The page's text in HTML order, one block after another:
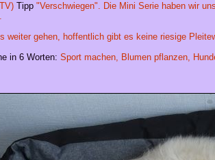
Tipp "Verschwiegen". Die Mini Serie haben wir
weiter gehen, hoffentlich gibt es keine riesige
in 6 Worten: Sport machen, Blumen pflanzen,